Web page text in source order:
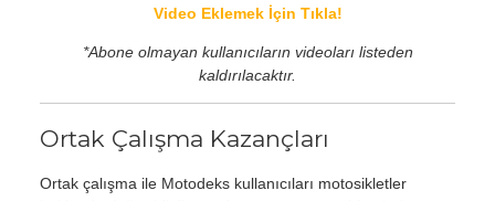
Video Eklemek İçin Tıkla!
*Abone olmayan kullanıcıların videoları listeden
kaldırılacaktır.
Ortak Çalışma Kazançları
Ortak çalışma ile Motodeks kullanıcıları motosikletler